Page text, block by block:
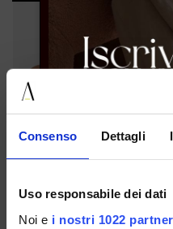
Consenso Dettagli
Uso responsabile dei dati
Noi e i nostri 1022 partner
angel alarcon